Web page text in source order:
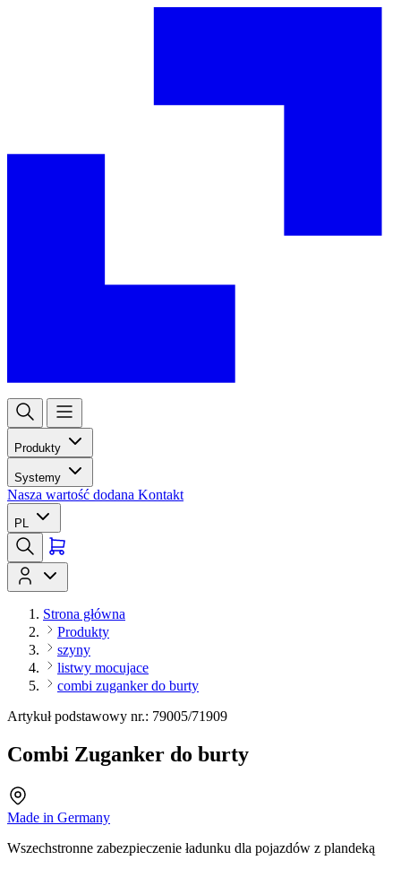
Produkty
Systemy
Nasza wartość dodana Kontakt
PL
Strona główna
Produkty
szyny
listwy mocujace
combi zuganker do burty
Artykuł podstawowy nr.: 79005/71909
Combi Zuganker do burty
Made in Germany
Wszechstronne zabezpieczenie ładunku dla pojazdów z plandeką